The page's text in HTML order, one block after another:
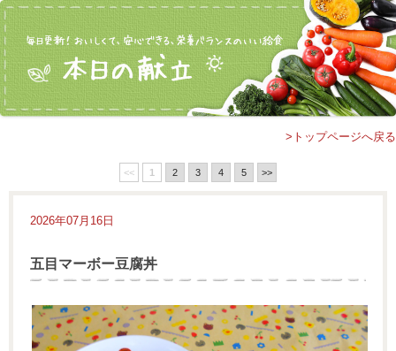
>トップページへ戻る
<< 1 2 3 4 5 >>
2026年07月16日
五目マーボー豆腐丼